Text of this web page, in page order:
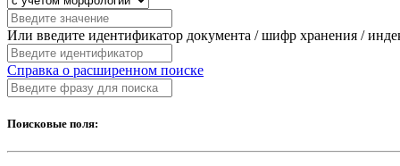
Или введите идентификатор документа / шифр хранения /
Справка о расширенном поиске
Поисковые поля: